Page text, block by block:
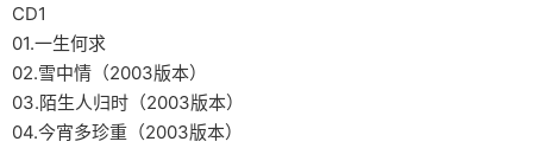
CD1
01.一生何求
02.雪中情（2003版本）
03.陌生人归时（2003版本）
04.今宵多珍重（2003版本）